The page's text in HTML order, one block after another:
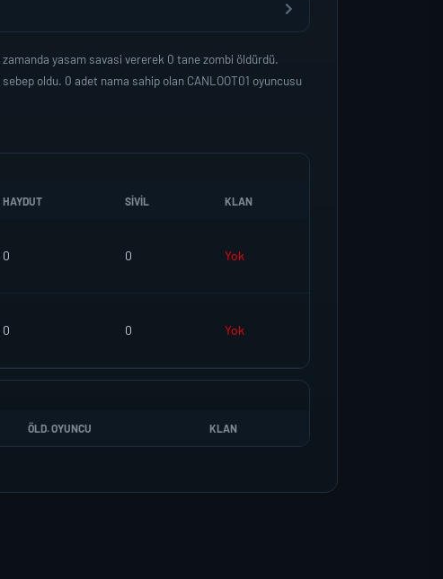
yasam savasi vererek 0 tane zombi öldürdü.
oldu. 0 adet nama sahip olan CANLOOT01 oyuncusu
HAYDUT SIVIL KLAN
0 0 Yok
0 0 Yok
ÖLD. OYUNCU KLAN